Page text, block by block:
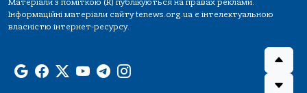
Інформаційні матеріали сайту tenews.org.ua є інтелектуальною
власністю інтернет-ресурсу.